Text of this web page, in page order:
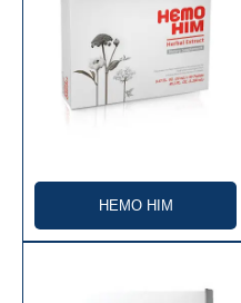
🇧🇷 Brasil
EUROPA
🇬🇧 Reino Unido
HEMO HIM